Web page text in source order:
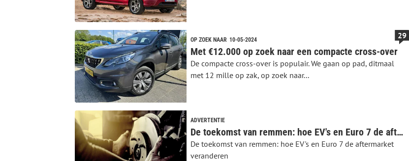
OP ZOEK NAAR 10-05-2024
Met €12.000 op zoek naar een compacte cross-over
De compacte cross-over is populair. We gaan op pad, ditmaal
met 12 mille op zak, op zoek naar...
29
ADVERTENTIE
De toekomst van remmen: hoe EV's en Euro 7 de aftermarket veranderen
De toekomst van remmen: hoe EV's en Euro 7 de aftermarket
veranderen